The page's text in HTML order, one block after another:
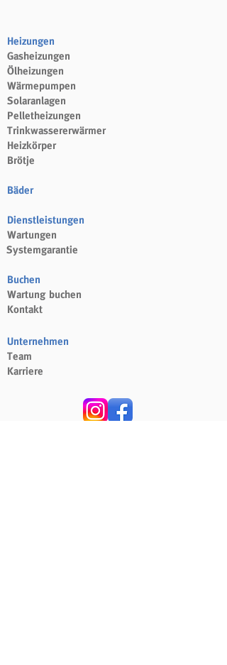
Heizungen
Gasheizungen
Ölheizungen
Wärmepumpen
Solaranlagen
Pelletheizungen
Trinkwassererwärmer
Heizkörper
Brötje
Bäder
Dienstleistungen
Wartungen
Systemgarantie
Buchen
Wartung buchen
Kontakt
Unternehmen
Team
Karriere